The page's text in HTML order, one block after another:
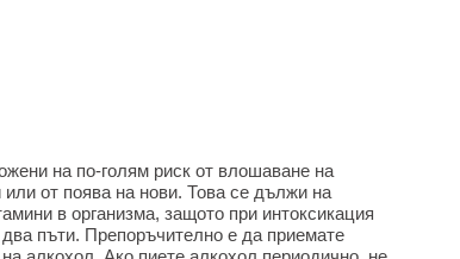
на по-голям риск от влошаване на
от поява на нови. Това се дължи на
в организма, защото при интоксикация
пъти. Препоръчително е да приемате